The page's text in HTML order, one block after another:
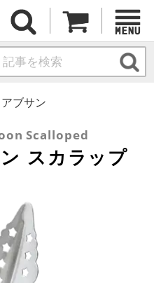
アブサン
Scalloped
スカラップ